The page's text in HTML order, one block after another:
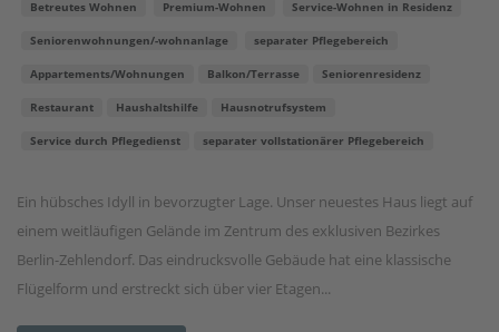
Betreutes Wohnen Premium-Wohnen Service-Wohnen in Residenz
Seniorenwohnungen/-wohnanlage separater Pflegebereich
Appartements/Wohnungen Balkon/Terrasse Seniorenresidenz
Restaurant Haushaltshilfe Hausnotrufsystem
Service durch Pflegedienst separater vollstationärer Pflegebereich
Ein hübsches Idyll in bevorzugter Lage. Unser neuestes Haus liegt auf
einem weitläufigen Gelände im Zentrum des exklusiven Bezirkes
Berlin-Zehlendorf. Das eindrucksvolle Gebäude hat eine klassische
Flügelform und erstreckt sich über vier Etagen...